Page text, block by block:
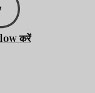
करें